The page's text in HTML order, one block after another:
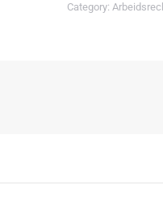
Category: